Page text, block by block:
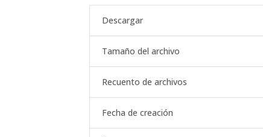
Descargar
Tamaño del archivo
Recuento de archivos
Fecha de creación